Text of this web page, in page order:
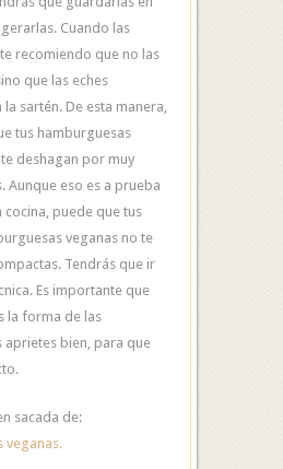
Cuando las
recomiendo que no las
que las eches
sartén. De esta manera,
tus hamburguesas
deshagan por muy
Aunque eso es a prueba
cocina, puede que tus
veganas no te
Tendrás que ir
Es importante que
la forma de las
aprietes bien, para que
sacada de:
veganas.